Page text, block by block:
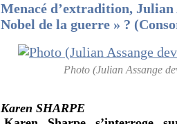
Menacé d’extradition,
Nobel de la guerre » ?
Photo (Julian Assange
Karen SHARPE